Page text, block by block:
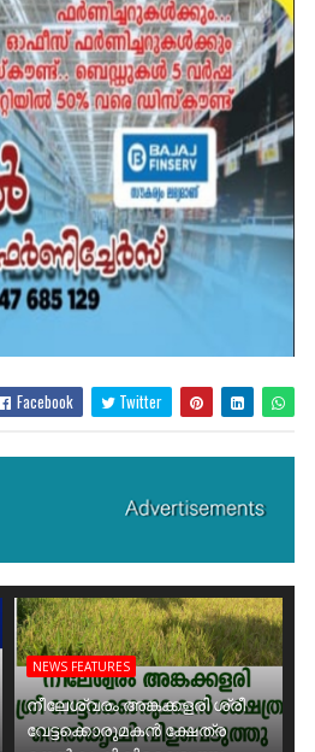
Facebook Twitter
NEWS FEATURES
നീലേശ്വരം അങ്കക്കളരി ശ്രീ
വേട്ടക്കൊരുമകൻ ക്ഷേത്ര